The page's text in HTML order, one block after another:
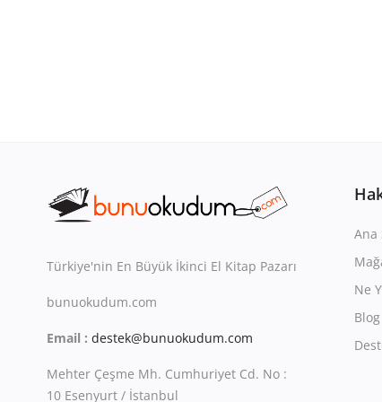
Türkiye'nin En Büyük İkinci El Kitap Pazarı
bunuokudum.com
Email : destek@bunuokudum.com
Mehter Çeşme Mh. Cumhuriyet Cd. No :
10 Esenyurt / İstanbul
Ana
Ne
Blog